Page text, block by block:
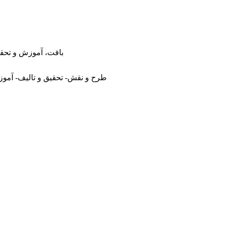
بافت، آموزش و
طرح و نقش- تحقیق و تالیف-